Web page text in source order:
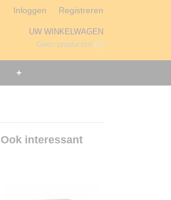
Inloggen Registreren
UW WINKELWAGEN
Geen producten (0)
+
Ook interessant